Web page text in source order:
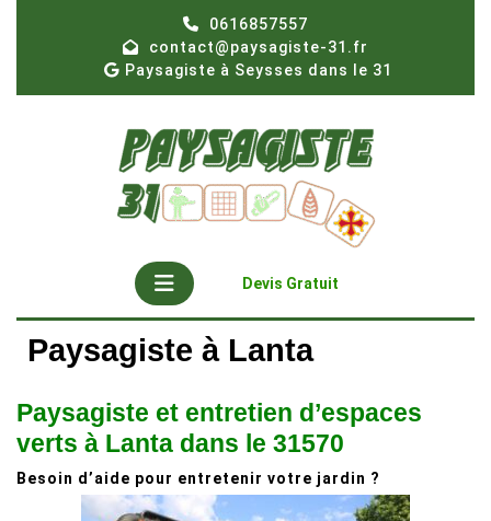
0616857557
contact@paysagiste-31.fr
Paysagiste à Seysses dans le 31
Open
Button
Devis Gratuit
Paysagiste à Lanta
Paysagiste et entretien d’espaces
verts à Lanta dans le 31570
Besoin d’aide pour entretenir votre jardin ?